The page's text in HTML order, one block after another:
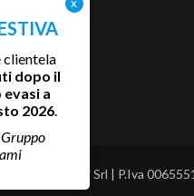
Rottami Srl | P.Iva
clientela
dopo il
a
2026.